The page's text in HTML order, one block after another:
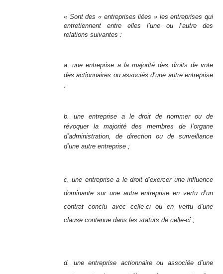
« Sont des « entreprises liées » les entreprises qui
entretiennent entre elles l’une ou l’autre des
relations suivantes :
a. une entreprise a la majorité des droits de vote
des actionnaires ou associés d’une autre entreprise
;
b. une entreprise a le droit de nommer ou de
révoquer la majorité des membres de l’organe
d’administration, de direction ou de surveillance
d’une autre entreprise ;
c. une entreprise a le droit d’exercer une influence
dominante sur une autre entreprise en vertu d’un
contrat conclu avec celle-ci ou en vertu d’une
clause contenue dans les statuts de celle-ci ;
d. une entreprise actionnaire ou associée d’une